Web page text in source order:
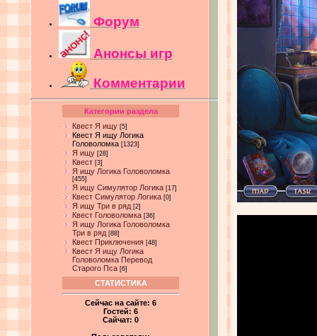
Форум
Анонсы игр
Комментарии
Категории раздела
Квест Я ищу [5]
Квест Я ищу Логика
Головоломка [1323]
Я ищу [28]
Квест [3]
Я ищу Логика Головоломка
[455]
Я ищу Симулятор Логика [17]
Квест Симулятор Логика [0]
Я ищу Три в ряд [2]
Квест Головоломка [36]
Я ищу Логика Головоломка
Три в ряд [88]
Квест Приключения [48]
Квест Я ищу Логика
Головоломка Перевод
Старого Пса [6]
СТАТИСТИКА
Сейчас на сайте: 6
Гостей: 6
Сайчат: 0